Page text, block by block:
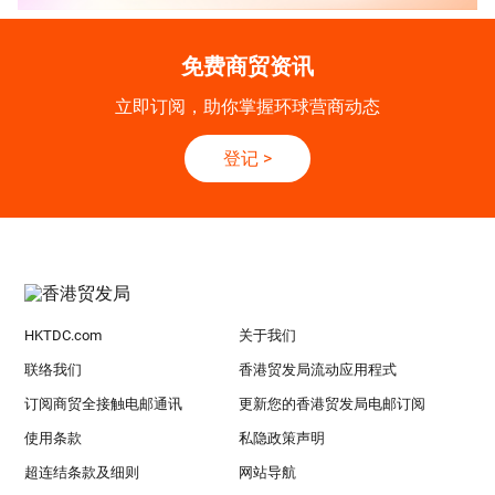
免费商贸资讯
立即订阅，助你掌握环球营商动态
登记 >
HKTDC.com 关于我们
联络我们 香港贸发局流动应用程式
订阅商贸全接触电邮通讯 更新您的香港贸发局电邮订阅
使用条款 私隐政策声明
超连结条款及细则 网站导航